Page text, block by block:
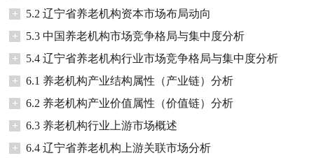
+
5.2 辽宁省养老机构资本市场布局动向
+
5.3 中国养老机构市场竞争格局与集中度分析
+
5.4 辽宁省养老机构行业市场竞争格局与集中度分析
+
6.1 养老机构产业结构属性（产业链）分析
+
6.2 养老机构产业价值属性（价值链）分析
+
6.3 养老机构行业上游市场概述
+
6.4 辽宁省养老机构上游关联市场分析